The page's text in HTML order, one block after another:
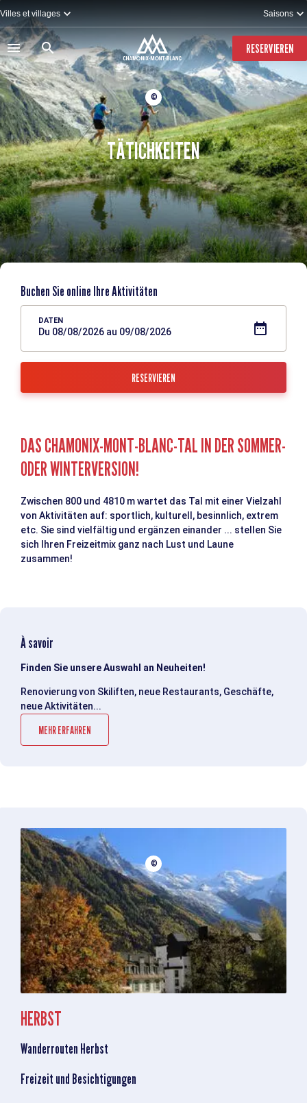
zum
Inhalt
Villes et villages Saisons
RESERVIEREN
TÄTICHKEITEN
©
Buchen Sie online Ihre Aktivitäten
DATEN
Du 08/08/2026 au 09/08/2026
DAS CHAMONIX-MONT-BLANC-TAL IN DER SOMMER-
ODER WINTERVERSION!
Zwischen 800 und 4810 m wartet das Tal mit einer Vielzahl
von Aktivitäten auf: sportlich, kulturell, besinnlich, extrem
etc. Sie sind vielfältig und ergänzen einander ... stellen Sie
sich Ihren Freizeitmix ganz nach Lust und Laune
zusammen!
À savoir
Finden Sie unsere Auswahl an Neuheiten!
Renovierung von Skiliften, neue Restaurants, Geschäfte,
neue Aktivitäten...
MEHR ERFAHREN
©
HERBST
Wanderrouten Herbst
Freizeit und Besichtigungen